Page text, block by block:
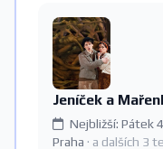
Jeníček a
Nejbližší: Pátek
Praha · a dalších 3